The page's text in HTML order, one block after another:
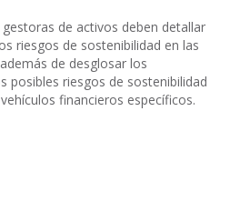
de activos deben detallar
riesgos de sostenibilidad en las
de desglosar los
posibles riesgos de sostenibilidad
financieros específicos.